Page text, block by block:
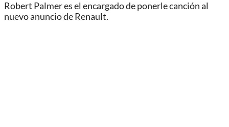
Robert Palmer es el encargado de ponerle canción al
nuevo anuncio de Renault.